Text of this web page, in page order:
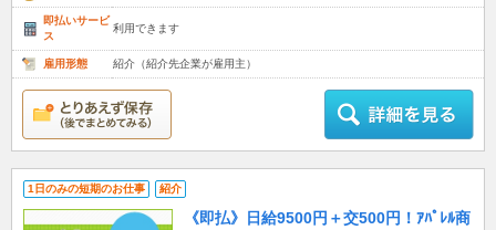
即払いサービ
ス
利用できます
雇用形態 紹介（紹介先企業が雇用主）
1日のみの短期のお仕事 紹介
《即払》日給9500円＋交500円！ｱﾊﾟﾚﾙ商